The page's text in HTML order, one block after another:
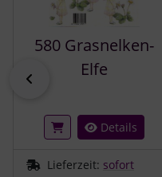
580 Grasnelken-
Elfe
Details
Lieferzeit: sofort